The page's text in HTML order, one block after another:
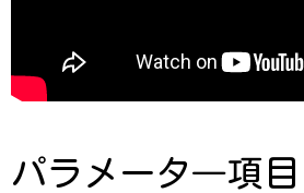
パラメータ―項目